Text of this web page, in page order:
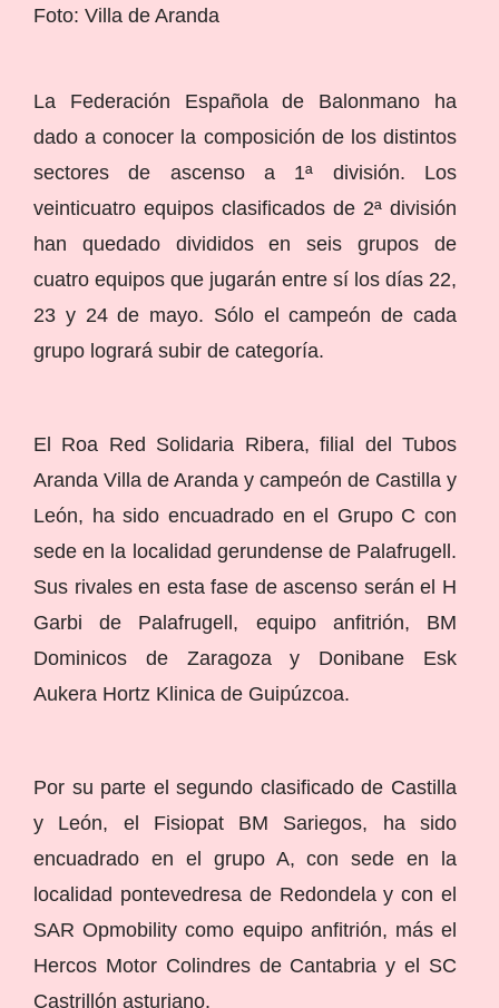
Foto: Villa de Aranda
La Federación Española de Balonmano ha
dado a conocer la composición de los distintos
sectores de ascenso a 1ª división. Los
veinticuatro equipos clasificados de 2ª división
han quedado divididos en seis grupos de
cuatro equipos que jugarán entre sí los días 22,
23 y 24 de mayo. Sólo el campeón de cada
grupo logrará subir de categoría.
El Roa Red Solidaria Ribera, filial del Tubos
Aranda Villa de Aranda y campeón de Castilla y
León, ha sido encuadrado en el Grupo C con
sede en la localidad gerundense de Palafrugell.
Sus rivales en esta fase de ascenso serán el H
Garbi de Palafrugell, equipo anfitrión, BM
Dominicos de Zaragoza y Donibane Esk
Aukera Hortz Klinica de Guipúzcoa.
Por su parte el segundo clasificado de Castilla
y León, el Fisiopat BM Sariegos, ha sido
encuadrado en el grupo A, con sede en la
localidad pontevedresa de Redondela y con el
SAR Opmobility como equipo anfitrión, más el
Hercos Motor Colindres de Cantabria y el SC
Castrillón asturiano.